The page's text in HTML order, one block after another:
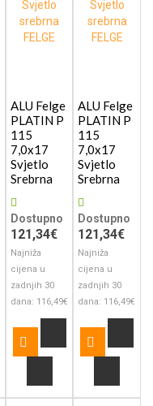
ALU Felge
PLATIN P
115
7,0x17
Svjetlo
Srebrna
Dostupno
121,34€
Najniža
cijena u
zadnjih 30
dana: 116,49€
ALU Felge
PLATIN P
115
7,0x17
Svjetlo
Srebrna
Dostupno
121,34€
Najniža
cijena u
zadnjih 30
dana: 116,49€